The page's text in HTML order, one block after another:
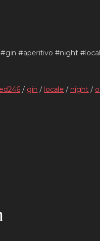
#aperitivo #night
/ gin / locale / night /